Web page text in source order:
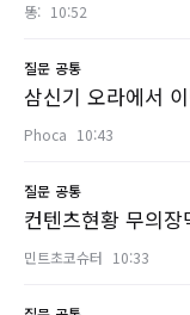
똥: 10:52
질문 공통
삼신기 오라에서
Phoca 10:43
질문 공통
컨텐츠현황 무의
민트초코슈터 10:33